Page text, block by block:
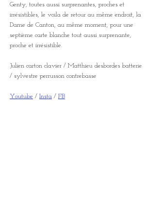
Genty, toutes aussi surprenantes, proches et
irrésistibles, le voila de retour au même endroit, la
Dame de Canton, au même moment, pour une
septième carte blanche tout aussi surprenante,
proche et irrésistible.
Julien carton clavier / Matthieu desbordes batterie
/ sylvestre perrusson contrebasse
Youtube / Insta / FB